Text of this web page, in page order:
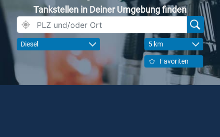
Tankstellen in Deiner Umgebung finden
Diesel 5 km
Favoriten